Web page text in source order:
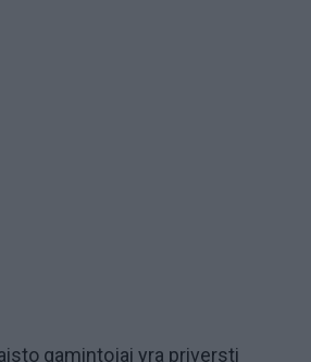
gamintojai yra priversti